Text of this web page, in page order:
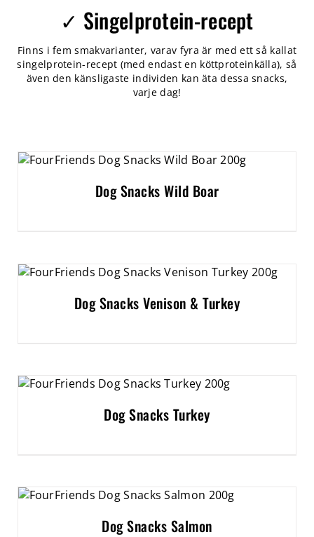
✓ Singelprotein-recept
Finns i fem smakvarianter, varav fyra är med ett så kallat
singelprotein-recept (med endast en köttproteinkälla), så
även den känsligaste individen kan äta dessa snacks,
varje dag!
Dog Snacks Wild Boar
Dog Snacks Venison & Turkey
Dog Snacks Turkey
Dog Snacks Salmon